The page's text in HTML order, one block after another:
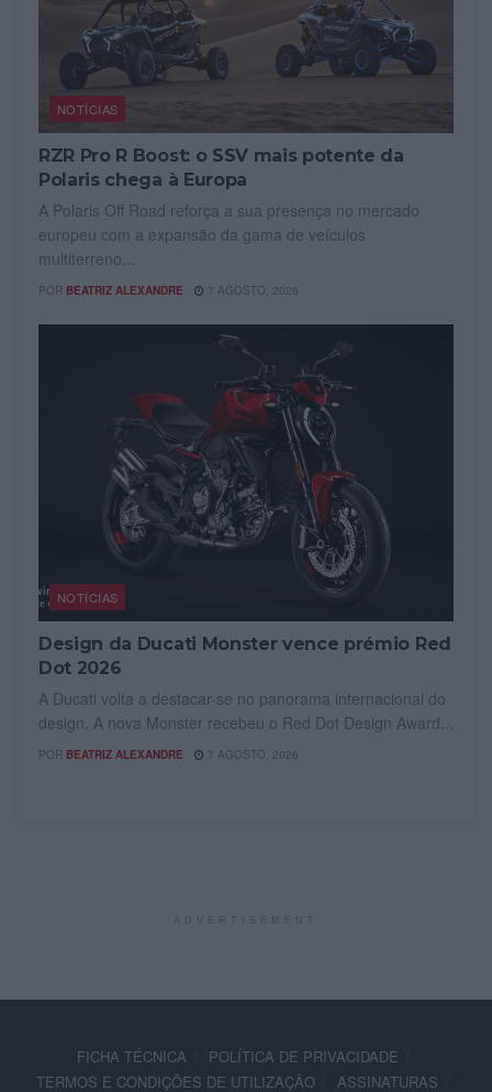
NOTÍCIAS
RZR Pro R Boost: o SSV mais potente da
Polaris chega à Europa
A Polaris Off Road reforça a sua presença no mercado
europeu com a expansão da gama de veículos
multiterreno...
POR BEATRIZ ALEXANDRE 7 AGOSTO, 2026
NOTÍCIAS
Design da Ducati Monster vence prémio Red
Dot 2026
A Ducati volta a destacar-se no panorama internacional do
design. A nova Monster recebeu o Red Dot Design Award...
POR BEATRIZ ALEXANDRE 7 AGOSTO, 2026
FICHA TÉCNICA
POLÍTICA DE PRIVACIDADE
TERMOS E CONDIÇÕES DE UTILIZAÇÃO
ASSINATURAS